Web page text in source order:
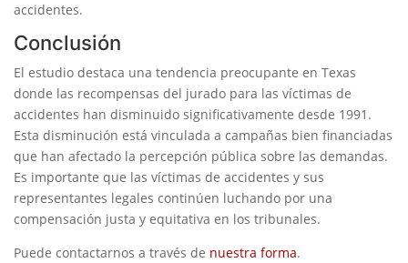
accidentes.
Conclusión
El estudio destaca una tendencia preocupante en Texas
donde las recompensas del jurado para las víctimas de
accidentes han disminuido significativamente desde 1991.
Esta disminución está vinculada a campañas bien financiadas
que han afectado la percepción pública sobre las demandas.
Es importante que las víctimas de accidentes y sus
representantes legales continúen luchando por una
compensación justa y equitativa en los tribunales.
Puede contactarnos a través de nuestra forma.